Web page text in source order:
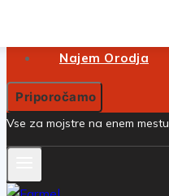
Najem Orodja
Priporočamo
Vse za mojstre na enem mestu